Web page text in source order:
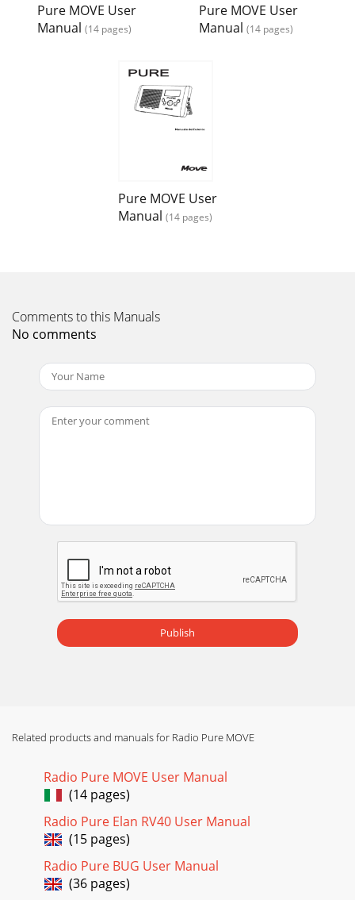
Pure MOVE User
Manual (14 pages)
Pure MOVE User
Manual (14 pages)
Pure MOVE User
Manual (14 pages)
Comments to this Manuals
No comments
Publish
Related products and manuals for Radio Pure MOVE
Radio Pure MOVE User Manual
(14 pages)
Radio Pure Elan RV40 User Manual
(15 pages)
Radio Pure BUG User Manual
(36 pages)